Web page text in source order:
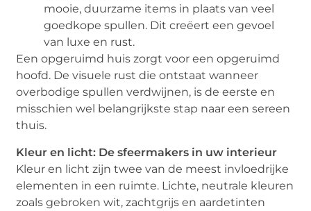
mooie, duurzame items in plaats van veel
goedkope spullen. Dit creëert een gevoel
van luxe en rust.
Een opgeruimd huis zorgt voor een opgeruimd
hoofd. De visuele rust die ontstaat wanneer
overbodige spullen verdwijnen, is de eerste en
misschien wel belangrijkste stap naar een sereen
thuis.
Kleur en licht: De sfeermakers in uw interieur
Kleur en licht zijn twee van de meest invloedrijke
elementen in een ruimte. Lichte, neutrale kleuren
zoals gebroken wit, zachtgrijs en aardetinten